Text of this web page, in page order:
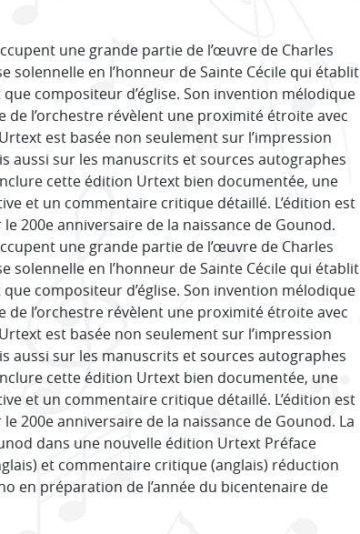
une grande partie de l’œuvre de Charles
solennelle en l’honneur de Sainte Cécile qui établit
compositeur d’église. Son invention mélodique
de l’orchestre révèlent une proximité étroite avec
est basée non seulement sur l’impression
aussi sur les manuscrits et sources autographes
cette édition Urtext bien documentée, une
et un commentaire critique détaillé. L’édition est
200e anniversaire de la naissance de Gounod.
une grande partie de l’œuvre de Charles
solennelle en l’honneur de Sainte Cécile qui établit
compositeur d’église. Son invention mélodique
de l’orchestre révèlent une proximité étroite avec
est basée non seulement sur l’impression
aussi sur les manuscrits et sources autographes
cette édition Urtext bien documentée, une
et un commentaire critique détaillé. L’édition est
200e anniversaire de la naissance de Gounod. La
dans une nouvelle édition Urtext Préface
et commentaire critique (anglais) réduction
en préparation de l’année du bicentenaire de